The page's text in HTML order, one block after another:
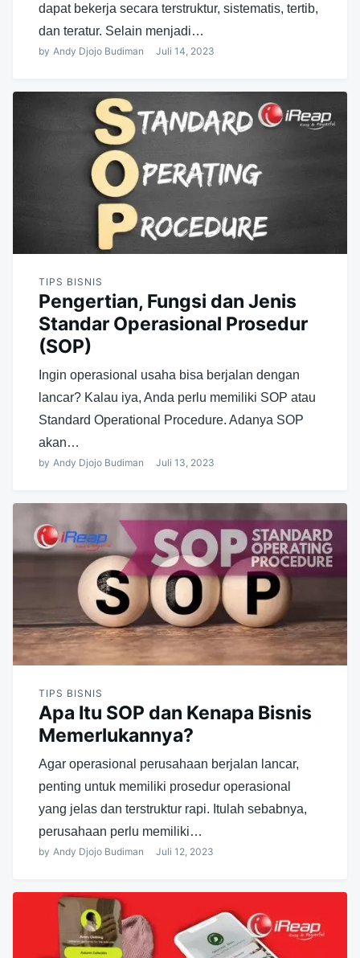
dapat bekerja secara terstruktur, sistematis, tertib,
dan teratur. Selain menjadi…
by Andy Djojo Budiman Juli 14, 2023
TIPS BISNIS
Pengertian, Fungsi dan Jenis
Standar Operasional Prosedur
(SOP)
Ingin operasional usaha bisa berjalan dengan
lancar? Kalau iya, Anda perlu memiliki SOP atau
Standard Operational Procedure. Adanya SOP
akan…
by Andy Djojo Budiman Juli 13, 2023
TIPS BISNIS
Apa Itu SOP dan Kenapa Bisnis
Memerlukannya?
Agar operasional perusahaan berjalan lancar,
penting untuk memiliki prosedur operasional
yang jelas dan terstruktur rapi. Itulah sebabnya,
perusahaan perlu memiliki…
by Andy Djojo Budiman Juli 12, 2023